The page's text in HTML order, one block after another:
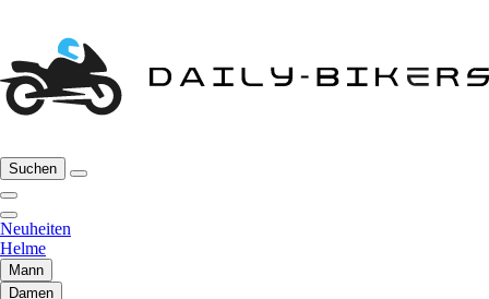
Suchen
Neuheiten
Helme
Mann
Damen